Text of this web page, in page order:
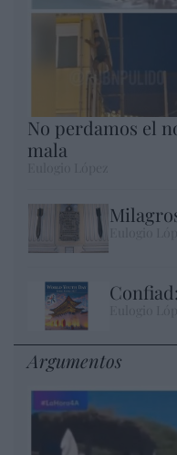
No perdamos el
mala
Argumentos